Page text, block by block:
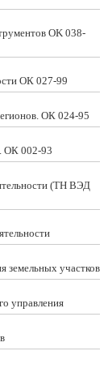
OK 038-
ОК 027-99
ОК 024-95
ОК 002-93
(ТН ВЭД
земельных участков
управления